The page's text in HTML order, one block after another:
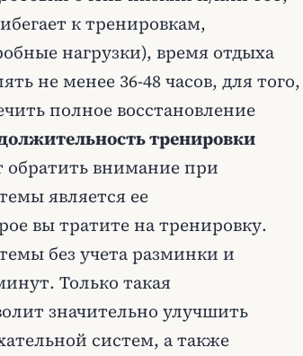
к тренировкам,
нагрузки), время отдыха
не менее 36-48 часов, для того,
полное восстановление
тренировки
внимание при
является ее
вы тратите на тренировку.
без учета разминки и
Только такая
значительно улучшить
систем, а также